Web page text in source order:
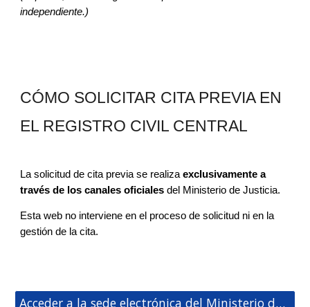
independiente.)
CÓMO SOLICITAR CITA PREVIA EN
EL REGISTRO CIVIL CENTRAL
La solicitud de cita previa se realizaexclusivamente a
través de los canales oficiales del Ministerio de Justicia.
Esta web no interviene en el proceso de solicitud ni en la
gestión de la cita.
Acceder a la sede electrónica del Ministerio de Justicia